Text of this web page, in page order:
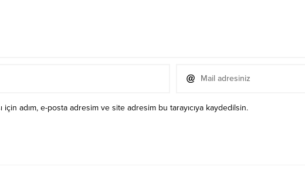
için adım, e-posta adresim ve site adresim bu tarayıcıya kaydedilsin.